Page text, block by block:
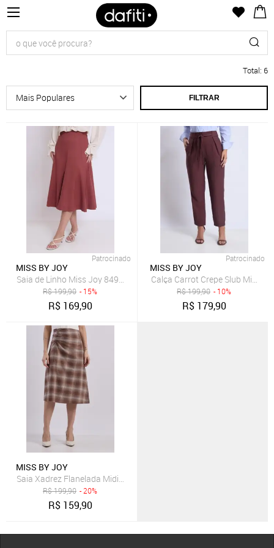
Total: 6
FILTRAR
Patrocinado
MISS BY JOY
Saia de Linho Miss Joy 8492 Evasê Recortes Terracota
R$199,90 - 15%
R$ 169,90
Patrocinado
MISS BY JOY
Calça Carrot Crepe Slub Miss
R$199,90 - 10%
R$ 179,90
MISS BY JOY
Saia Xadrez Flanelada Midi Marrom Miss Joy 8566 Feminino
R$199,90 - 20%
R$ 159,90